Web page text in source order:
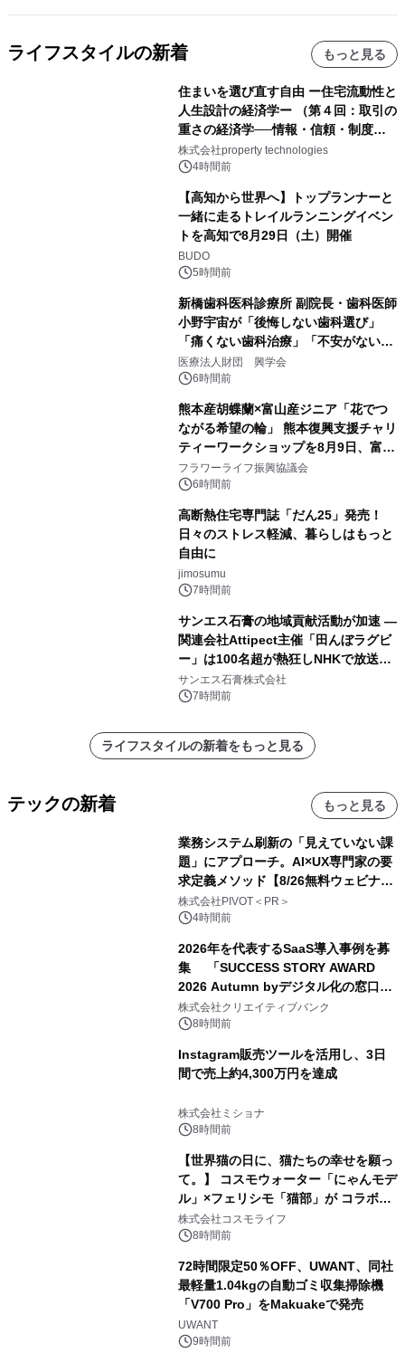
ライフスタイルの新着 もっと見る
住まいを選び直す自由 ー住宅流動性と
人生設計の経済学ー （第４回：取引の
重さの経済学──情報・信頼・制度を
PropTechはどう組み替えるか）｜
PropTech-Lab
株式会社property technologies
4時間前
【高知から世界へ】トップランナーと
一緒に走るトレイルランニングイベン
トを高知で8月29日（土）開催
BUDO
5時間前
新橋歯科医科診療所 副院長・歯科医師
小野宇宙が「後悔しない歯科選び」
「痛くない歯科治療」「不安がない治
療計画」をテーマに専門監修
医療法人財団 興学会
6時間前
熊本産胡蝶蘭×富山産ジニア「花でつ
ながる希望の輪」 熊本復興支援チャリ
ティーワークショップを8月9日、富
山・射水で開催
フラワーライフ振興協議会
6時間前
高断熱住宅専門誌「だん25」発売！
日々のストレス軽減、暮らしはもっと
自由に
jimosumu
7時間前
サンエス石膏の地域貢献活動が加速 ―
関連会社Attipect主催「田んぼラグビ
ー」は100名超が熱狂しNHKで放送さ
れました。
サンエス石膏株式会社
7時間前
ライフスタイルの新着をもっと見る
テックの新着 もっと見る
業務システム刷新の「見えていない課
題」にアプローチ。AI×UX専門家の要
求定義メソッド【8/26無料ウェビナ
ー】株式会社PIVOT
株式会社PIVOT＜PR＞
4時間前
2026年を代表するSaaS導入事例を募
集 「SUCCESS STORY AWARD
2026 Autumn byデジタル化の窓口」
開催
株式会社クリエイティブバンク
8時間前
Instagram販売ツールを活用し、3日
間で売上約4,300万円を達成
株式会社ミショナ
8時間前
【世界猫の日に、猫たちの幸せを願っ
て。】 コスモウォーター「にゃんモデ
ル」×フェリシモ「猫部」が コラボキ
ャンペーンを実施
株式会社コスモライフ
8時間前
72時間限定50％OFF、UWANT、同社
最軽量1.04kgの自動ゴミ収集掃除機
「V700 Pro」をMakuakeで発売
UWANT
9時間前